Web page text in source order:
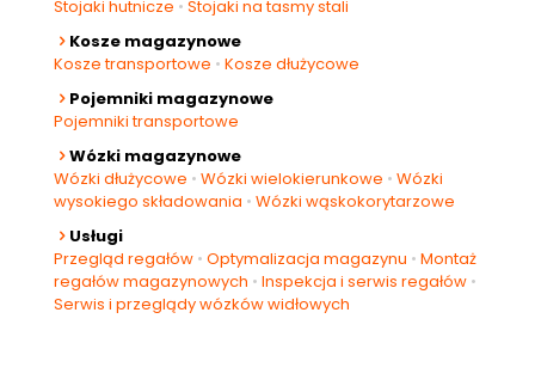
Stojaki hutnicze • Stojaki na tasmy stali
Kosze magazynowe
Kosze transportowe • Kosze dłużycowe
Pojemniki magazynowe
Pojemniki transportowe
Wózki magazynowe
Wózki dłużycowe • Wózki wielokierunkowe • Wózki
wysokiego składowania • Wózki wąskokorytarzowe
Usługi
Przegląd regałów • Optymalizacja magazynu • Montaż
regałów magazynowych • Inspekcja i serwis regałów •
Serwis i przeglądy wózków widłowych